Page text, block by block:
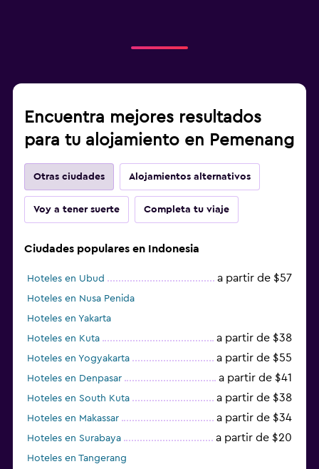
Encuentra mejores resultados
para tu alojamiento en Pemenang
Otras ciudades Alojamientos alternativos
Voy a tener suerte Completa tu viaje
Ciudades populares en Indonesia
Hoteles en Ubud a partir de $57
Hoteles en Nusa Penida
Hoteles en Yakarta
Hoteles en Kuta
a partir de $38
Hoteles en Yogyakarta a partir de $55
Hoteles en Denpasar a partir de $41
Hoteles en South Kuta a partir de $38
Hoteles en Makassar a partir de $34
Hoteles en Surabaya a partir de $20
Hoteles en Tangerang